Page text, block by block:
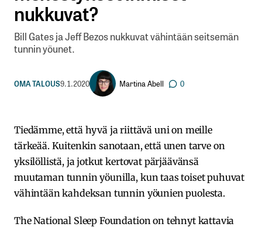
nukkuvat?
Bill Gates ja Jeff Bezos nukkuvat vähintään seitsemän
tunnin yöunet.
OMA TALOUS9.1.2020 Martina Abell 0
Tiedämme, että hyvä ja riittävä uni on meille
tärkeää. Kuitenkin sanotaan, että unen tarve on
yksilöllistä, ja jotkut kertovat pärjäävänsä
muutaman tunnin yöunilla, kun taas toiset puhuvat
vähintään kahdeksan tunnin yöunien puolesta.
The National Sleep Foundation on tehnyt kattavia